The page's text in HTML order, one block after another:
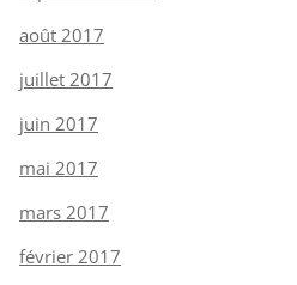
août 2017
juillet 2017
juin 2017
mai 2017
mars 2017
février 2017